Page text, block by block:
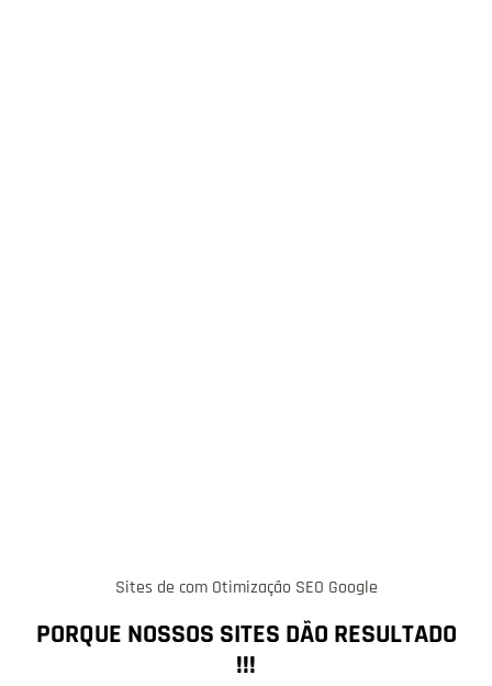
Sites de com Otimização SEO Google
PORQUE NOSSOS SITES DÃO RESULTADO
!!!